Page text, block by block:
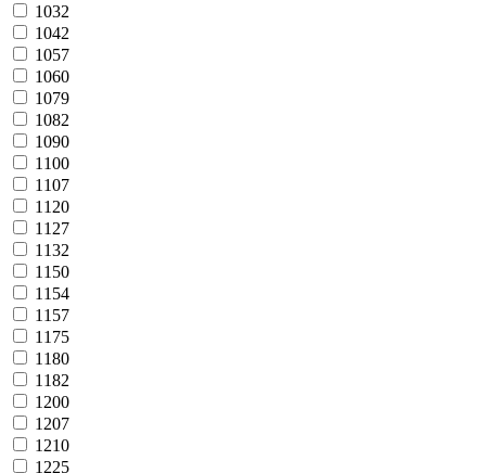
1032
1042
1057
1060
1079
1082
1090
1100
1107
1120
1127
1132
1150
1154
1157
1175
1180
1182
1200
1207
1210
1225